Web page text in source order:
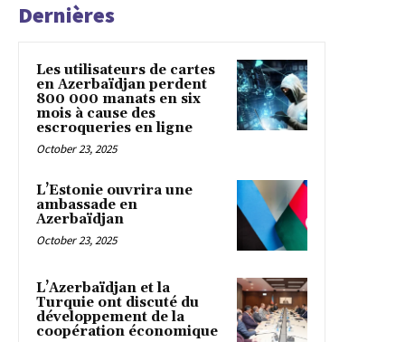
Dernières
Les utilisateurs de cartes
en Azerbaïdjan perdent
800 000 manats en six
mois à cause des
escroqueries en ligne
October 23, 2025
L’Estonie ouvrira une
ambassade en
Azerbaïdjan
October 23, 2025
L’Azerbaïdjan et la
Turquie ont discuté du
développement de la
coopération économique